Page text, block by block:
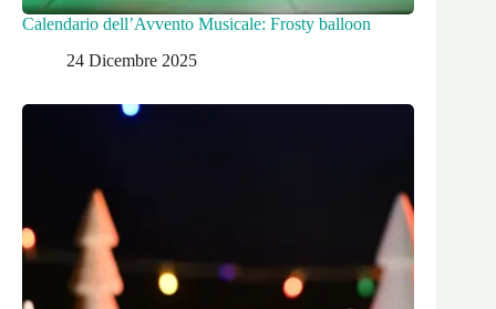
Calendario dell’Avvento Musicale: Frosty balloon
24 Dicembre 2025